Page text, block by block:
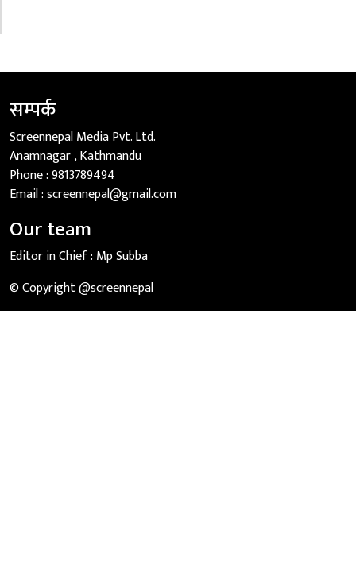
सम्पर्क
Screennepal Media Pvt. Ltd.
Anamnagar , Kathmandu
Phone :9813789494
Email :screennepal@gmail.com
Our team
Editor in Chief : Mp Subba
© Copyright @screennepal